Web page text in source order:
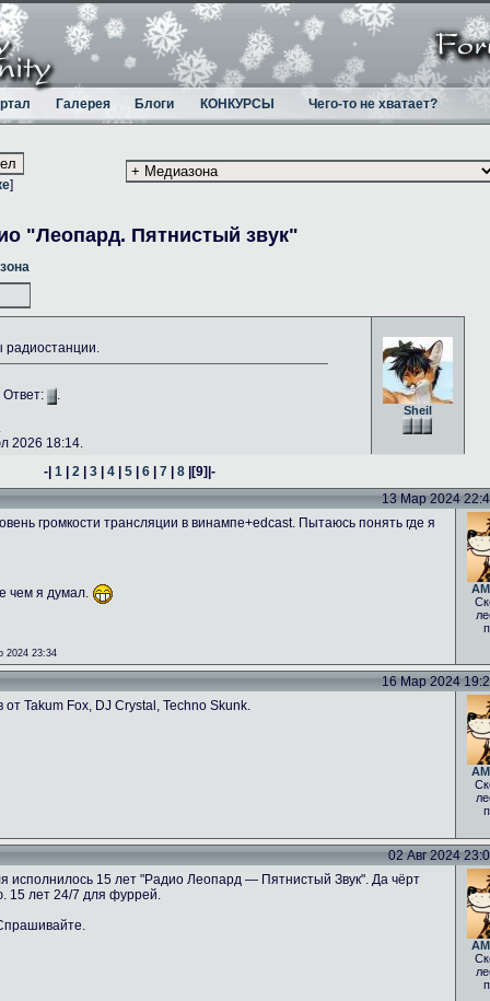
Галерея Блоги КОНКУРСЫ Чего-то не хватает?
]
"Леопард. Пятнистый звук"
Sheil
радиостанции.
Ответ: .
2026 18:14.
-| 1| 2| 3| 4| 5| 6| 7| 8|[9]|-
13 Мар 2024
громкости трансляции в винампе+edcast. Пытаюсь понять где я
чем я думал.
2024 23:34
16 Мар 2024
Takum Fox, DJ Crystal, Techno Skunk.
02 Авг 2024
исполнилось 15 лет "Радио Леопард — Пятнистый Звук". Да чёрт
15 лет 24/7 для фуррей.